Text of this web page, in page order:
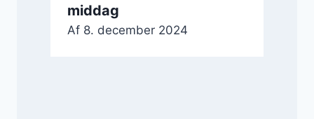
middag
Af 8. december 2024